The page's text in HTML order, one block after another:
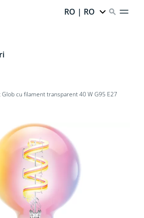
RO | RO
Glob cu filament transparent 40 W G95 E27